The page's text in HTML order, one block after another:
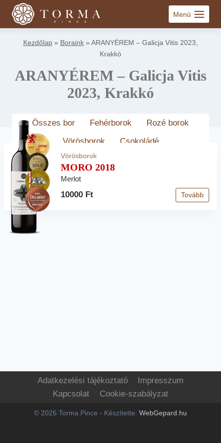
Skip
Menü
Kezdőlap » Boraink » ARANYÉREM – Galicja Vitis 2023,
Krakkó
ARANYÉREM – Galicja Vitis
2023, Krakkó
Összes bor Fehérborok
Rozé borok
Vörösborok
Csokoládé
Vörösborok
MORO 2018
Merlot
10000 Ft Tovább
Adatkezelési tájékoztató
Impresszum
Kapcsolat
Cookie-szabályzat
© 2026 Torma Pince - Készítette: WebGepard.hu